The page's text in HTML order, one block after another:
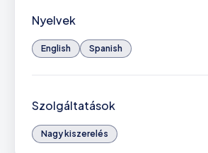
Nyelvek
English Spanish
Szolgáltatások
Nagy kiszerelés